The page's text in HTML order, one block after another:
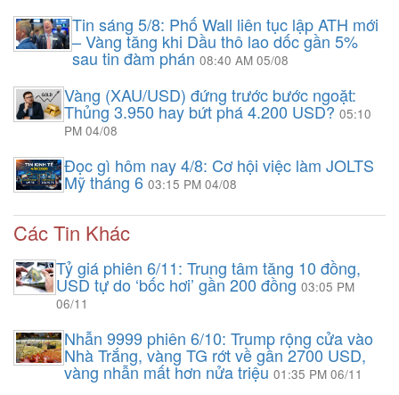
Tin sáng 5/8: Phố Wall liên tục lập ATH mới
– Vàng tăng khi Dầu thô lao dốc gần 5%
sau tin đàm phán08:40 AM 05/08
Vàng (XAU/USD) đứng trước bước ngoặt:
Thủng 3.950 hay bứt phá 4.200 USD? 05:10
PM 04/08
Đọc gì hôm nay 4/8: Cơ hội việc làm JOLTS
Mỹ tháng 6 03:15 PM 04/08
Các Tin Khác
Tỷ giá phiên 6/11: Trung tâm tăng 10 đồng,
USD tự do ‘bốc hơi’ gần 200 đồng03:05 PM
06/11
Nhẫn 9999 phiên 6/10: Trump rộng cửa vào
Nhà Trắng, vàng TG rớt về gần 2700 USD,
vàng nhẫn mất hơn nửa triệu 01:35 PM 06/11